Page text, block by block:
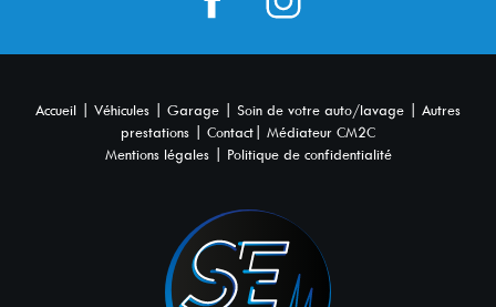
Accueil | Véhicules | Garage | Soin de votre auto/lavage | Autres
prestations | Contact | Médiateur CM2C
Mentions légales | Politique de confidentialité